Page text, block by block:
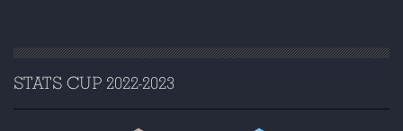
STATS CUP 2022-2023